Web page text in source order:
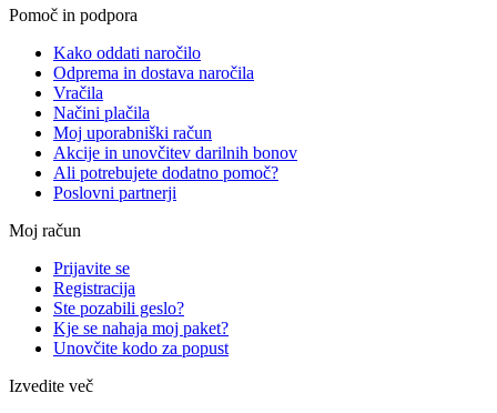
Pomoč in podpora
Kako oddati naročilo
Odprema in dostava naročila
Vračila
Načini plačila
Moj uporabniški račun
Akcije in unovčitev darilnih bonov
Ali potrebujete dodatno pomoč?
Poslovni partnerji
Moj račun
Prijavite se
Registracija
Ste pozabili geslo?
Kje se nahaja moj paket?
Unovčite kodo za popust
Izvedite več